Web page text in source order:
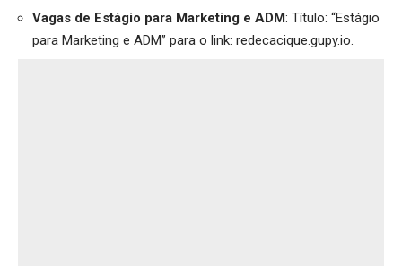
Vagas de Estágio para Marketing e ADM: Título: “Estágio
para Marketing e ADM” para o link: redecacique.gupy.io.